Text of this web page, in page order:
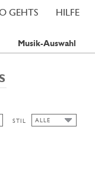
HILFE
GEHTS
Musik-Auswahl
STIL
ALLE